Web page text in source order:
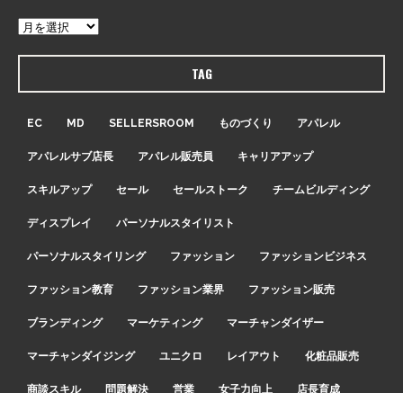
TAG
EC MD SELLERSROOM ものづくり アパレル
アパレルサブ店長 アパレル販売員 キャリアアップ
スキルアップ セール セールストーク チームビルディング
ディスプレイ パーソナルスタイリスト
パーソナルスタイリング ファッション ファッションビジネス
ファッション教育 ファッション業界 ファッション販売
ブランディング マーケティング マーチャンダイザー
マーチャンダイジング ユニクロ レイアウト 化粧品販売
商談スキル 問題解決 営業 女子力向上 店長育成